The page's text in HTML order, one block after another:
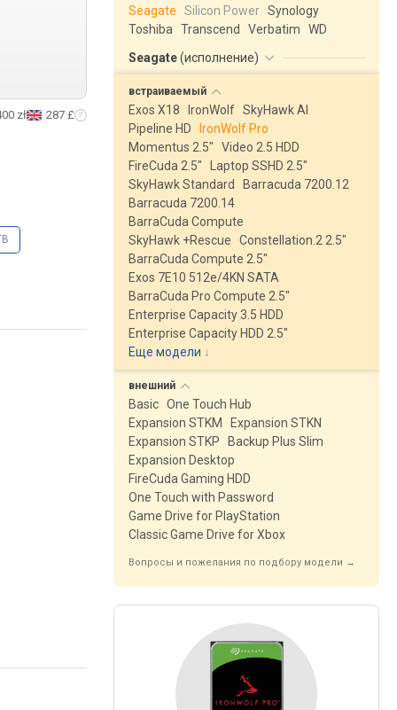
zł 287 £
Seagate
Silicon Power Synology
Toshiba
Transcend Verbatim
WD
Seagate(исполнение)
встраиваемый
Exos X18 IronWolf SkyHawk AI
Pipeline HD
IronWolf Pro
Momentus 2.5"
Video 2.5 HDD
FireCuda 2.5"
Laptop SSHD 2.5"
SkyHawk Standard
Barracuda 7200.12
Barracuda 7200.14
BarraCuda Compute
SkyHawk +Rescue
Constellation.2 2.5"
BarraCuda Compute 2.5"
Exos 7E10 512e/4KN SATA
BarraCuda Pro Compute 2.5"
Enterprise Capacity 3.5 HDD
Enterprise Capacity HDD 2.5"
Еще модели ↓
внешний
Basic One Touch Hub
Expansion STKM
Expansion STKN
Expansion STKP
Backup Plus Slim
Expansion Desktop
FireCuda Gaming HDD
One Touch with Password
Game Drive for PlayStation
Classic Game Drive for Xbox
Вопросы и пожелания по подбору модели →